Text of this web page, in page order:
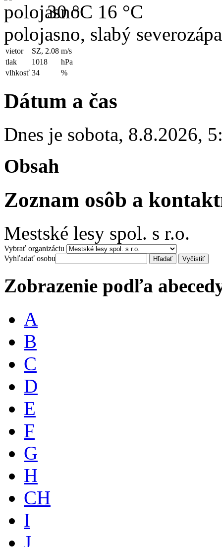
30 °C 16 °C
polojasno, slabý
vietor SZ, 2.08 m/s
tlak
1018
hPa
vlhkosť 34 %
Dátum a čas
Dnes je sobota, 8.8.2026,
Obsah
Zoznam osôb a
Mestské lesy spol. s r.o.
Vybrať organizáciu
Vyhľadať osobu
Zobrazenie podľa
A
B
C
D
E
F
G
H
CH
I
J